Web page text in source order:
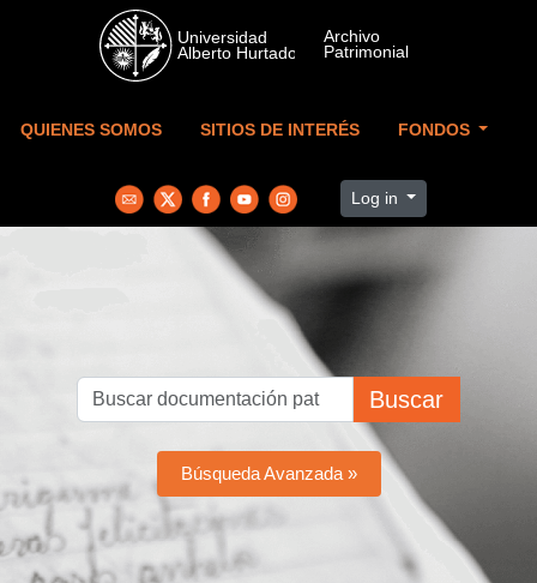
Skip to main content
QUIENES SOMOS SITIOS DE INTERÉS FONDOS
Log in
Buscar
Búsqueda Avanzada »